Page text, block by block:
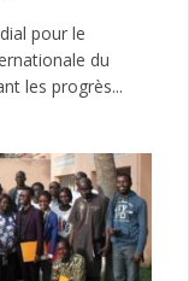
pour le
du
les progrès...